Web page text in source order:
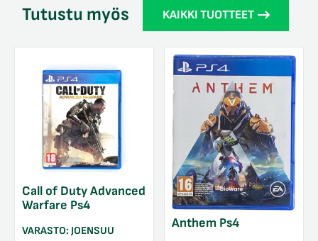
Tutustu myös KAIKKI TUOTTEET
Call of Duty Advanced
Warfare Ps4
VARASTO: JOENSUU
Anthem Ps4